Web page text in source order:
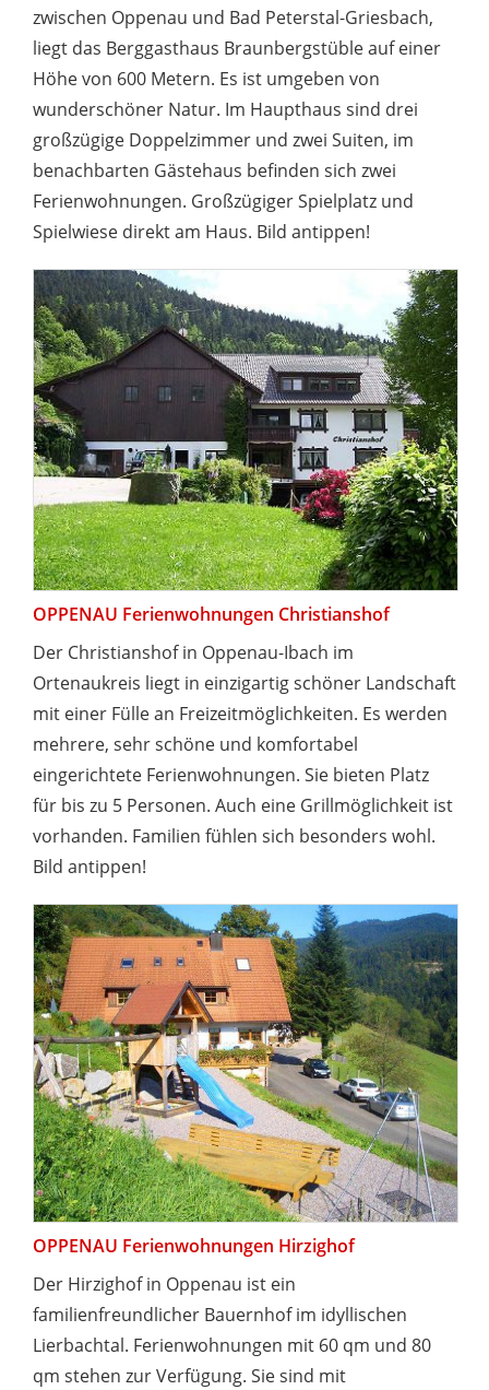
zwischen Oppenau und Bad Peterstal-Griesbach,
liegt das Berggasthaus Braunbergstüble auf einer
Höhe von 600 Metern. Es ist umgeben von
wunderschöner Natur. Im Haupthaus sind drei
großzügige Doppelzimmer und zwei Suiten, im
benachbarten Gästehaus befinden sich zwei
Ferienwohnungen. Großzügiger Spielplatz und
Spielwiese direkt am Haus. Bild antippen!
OPPENAU Ferienwohnungen Christianshof
Der Christianshof in Oppenau-Ibach im
Ortenaukreis liegt in einzigartig schöner Landschaft
mit einer Fülle an Freizeitmöglichkeiten. Es werden
mehrere, sehr schöne und komfortabel
eingerichtete Ferienwohnungen. Sie bieten Platz
für bis zu 5 Personen. Auch eine Grillmöglichkeit ist
vorhanden. Familien fühlen sich besonders wohl.
Bild antippen!
OPPENAU Ferienwohnungen Hirzighof
Der Hirzighof in Oppenau ist ein
familienfreundlicher Bauernhof im idyllischen
Lierbachtal. Ferienwohnungen mit 60 qm und 80
qm stehen zur Verfügung. Sie sind mit